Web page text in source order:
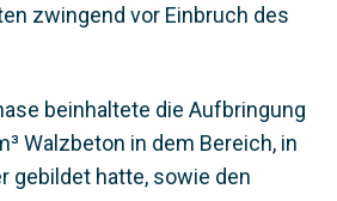
zwingend vor Einbruch des
beinhaltete die Aufbringung
Walzbeton in dem Bereich, in
gebildet hatte, sowie den